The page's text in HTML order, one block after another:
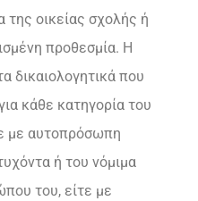
της οικείας σχολής ή
προθεσμία. Η
δικαιολογητικά που
κάθε κατηγορία του
με αυτοπρόσωπη
ή του νόμιμα
του, είτε με